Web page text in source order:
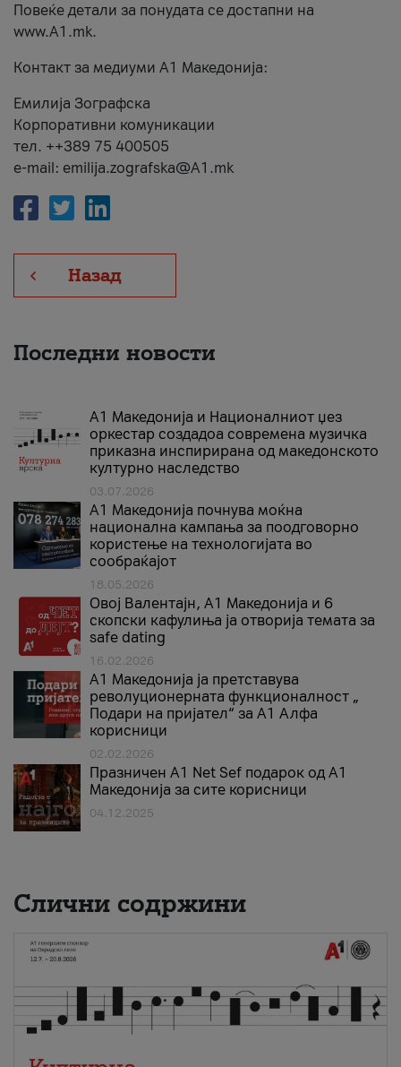
Повеќе детали за понудата се достапни на
www.А1.mk.
Контакт за медиуми А1 Македонија:
Емилија Зографска
Корпоративни комуникации
тел. ++389 75 400505
e-mail: emilija.zografska@A1.mk
Назад
Последни новости
А1 Македонија и Националниот џез
оркестар создадоа современа музичка
приказна инспирирана од македонското
културно наследство
03.07.2026
A1 Македонија почнува моќна
национална кампања за поодговорно
користење на технологијата во
сообраќајот
18.05.2026
Овој Валентајн, A1 Македонија и 6
скопски кафулиња ја отворија темата за
safe dating
16.02.2026
А1 Македонија ја претставува
револуционерната функционалност „
Подари на пријател“ за А1 Алфа
корисници
02.02.2026
Празничен A1 Net Sеf подарок од А1
Македонија за сите корисници
04.12.2025
Слични содржини